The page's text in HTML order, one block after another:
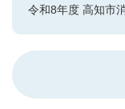
令和8年度 高知市